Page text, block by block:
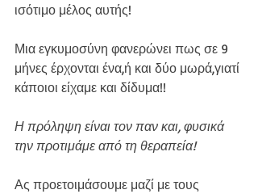
ισότιμο μέλος αυτής!
Μια εγκυμοσύνη φανερώνει πως σε 9
μήνες έρχονται ένα,ή και δύο μωρά,γιατί
κάποιοι είχαμε και δίδυμα!!
Η πρόληψη είναι τον παν και, φυσικά
την προτιμάμε από τη θεραπεία!
Ας προετοιμάσουμε μαζί με τους